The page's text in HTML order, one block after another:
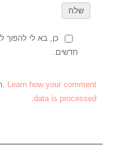
כן, בא לי להפוך
חדשים.
Learn how your comment
data is processed